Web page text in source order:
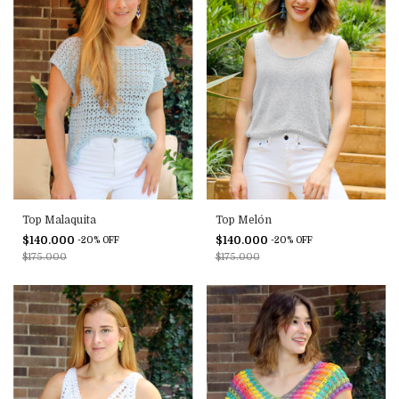
Top Malaquita
$140.000 -20% OFF
$175.000
Top Melón
$140.000 -20% OFF
$175.000